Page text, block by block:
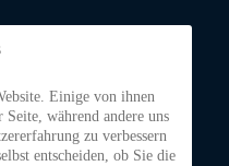
Einige von ihnen
während andere uns
zu verbessern
entscheiden, ob Sie die